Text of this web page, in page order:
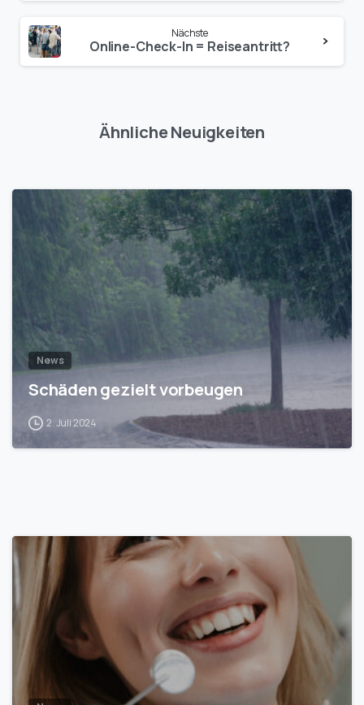
Nächste
Online-Check-In = Reiseantritt?
Ähnliche Neuigkeiten
1
News
Schäden gezielt vorbeugen
2. Juli 2024